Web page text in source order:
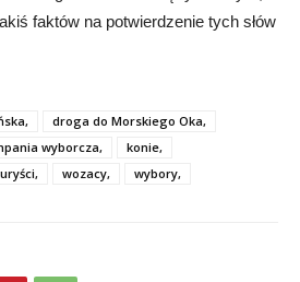
faktów na potwierdzenie tych słów
droga do Morskiego Oka,
wyborcza,
konie,
wozacy, wybory,